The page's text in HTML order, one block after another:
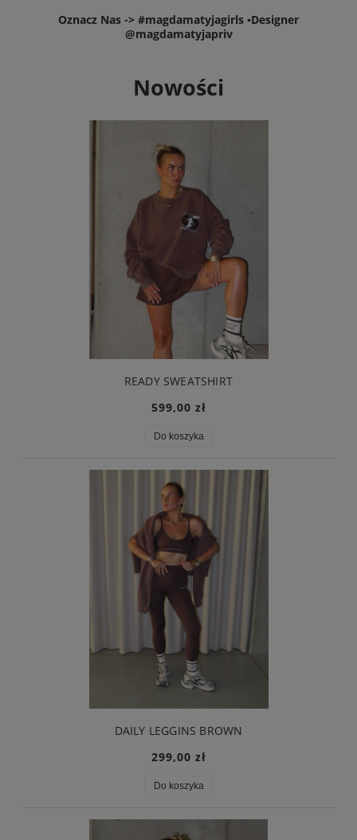
Oznacz Nas -> #magdamatyjagirls ▪️Designer
@magdamatyjapriv
Nowości
READY SWEATSHIRT
599,00 zł
Do koszyka
DAILY LEGGINS BROWN
299,00 zł
Do koszyka